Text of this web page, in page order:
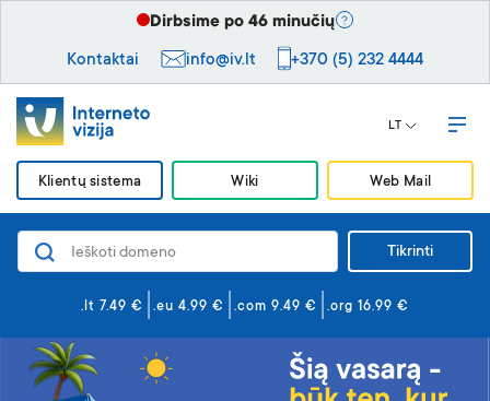
Kontaktai info@iv.lt +370 (5) 232 4444
Dirbsime po 46 minučių
LT
Domenai
Svetainės ir el. paštas
Svetainės kūrimas
Saugumas
Klientų sistema Wiki Web Mail
Tikrinti
.lt 7.49 € .eu 4.99 € .com 9.49 € .org 16.99 €